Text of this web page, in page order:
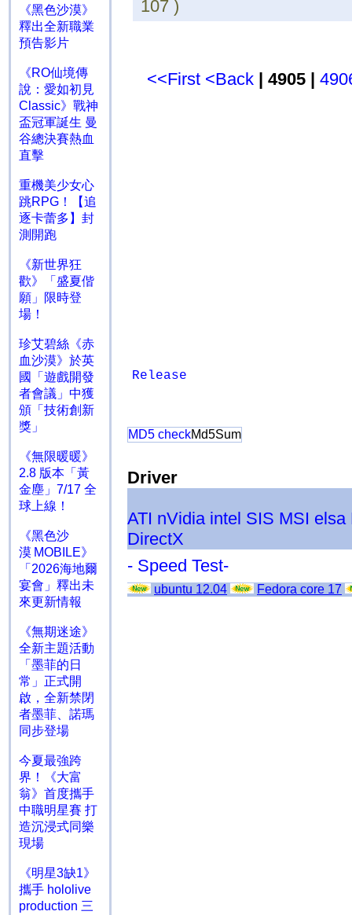
《黑色沙漠》
釋出全新職業
預告影片
《RO仙境傳
說：愛如初見
Classic》戰神
盃冠軍誕生 曼
谷總決賽熱血
直擊
重機美少女心
跳RPG！【追
逐卡蕾多】封
測開跑
《新世界狂
歡》「盛夏偕
願」限時登
場！
珍艾碧絲《赤
血沙漠》於英
國「遊戲開發
者會議」中獲
頒「技術創新
獎」
《無限暖暖》
2.8 版本「黃
金塵」7/17 全
球上線！
《黑色沙
漠 MOBILE》
「2026海地爾
宴會」釋出未
來更新情報
《無期迷途》
全新主題活動
「墨菲的日
常」正式開
啟，全新禁閉
者墨菲、諾瑪
同步登場
今夏最強跨
界！《大富
翁》首度攜手
中職明星賽 打
造沉浸式同樂
現場
《明星3缺1》
攜手 hololive
production 三
107 )
<<First <Back | 4905 |
Release
MD5 checkMd5Sum
Driver
ATI nVidia intel SIS MSI elsa
DirectX
- Speed Test-
ubuntu 12.04 Fedora core 17